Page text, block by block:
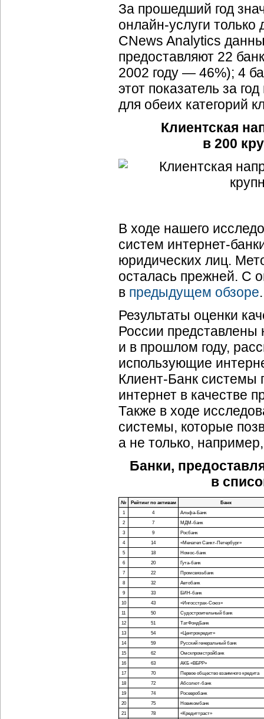
За прошедший год
онлайн-услуги только
CNews Analytics
предоставляют 22
2002 году — 46%); 4
этот показатель за
для обеих категорий
Клиентская
в 200
В ходе нашего
систем интернет-
юридических лиц.
осталась прежней. С
в предыдущем обзоре.
Результаты оценки
России представлены
и в прошлом году,
использующие
Клиент-Банк системы
интернет в качестве
Также в ходе
системы, которые
а не только,
Банки,
в
№ Рейтинг по активам
Банк
1
4
Альфа-Банк
2
7
МДМ-банк
3
9
Росбанк
4
14
«Менатеп Санкт-Петербург»
5
18
Номос-банк
6
20
Гута-банк
7
22
Промсвязьбанк
8
32
Автобанк
9
33
БИН-банк
10
43
«Ингосстрах-Союз»
11
50
Судостроительный банк
12
51
ТатФондБанк
13
54
«Центрокредит»
14
59
Русский генеральный банк
15
62
Омскпромстройбанк
16
63
АКБ «ВБРР»
17
70
Первое общество взаимного кредита
18
72
Абсолют-банк
19
74
Росевробанк
20
75
Новикомбанк
21
78
«Кредиттраст»